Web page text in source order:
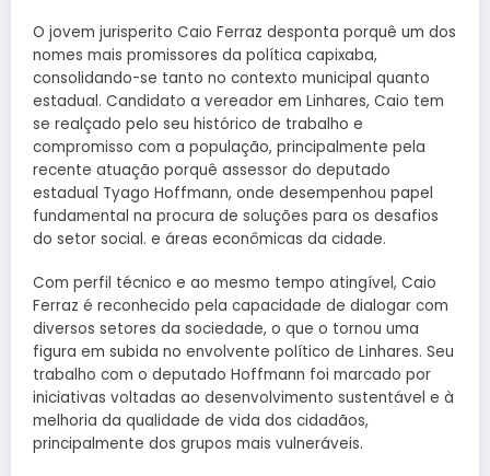
O jovem jurisperito Caio Ferraz desponta porquê um dos
nomes mais promissores da política capixaba,
consolidando-se tanto no contexto municipal quanto
estadual. Candidato a vereador em Linhares, Caio tem
se realçado pelo seu histórico de trabalho e
compromisso com a população, principalmente pela
recente atuação porquê assessor do deputado
estadual Tyago Hoffmann, onde desempenhou papel
fundamental na procura de soluções para os desafios
do setor social. e áreas econômicas da cidade.
Com perfil técnico e ao mesmo tempo atingível, Caio
Ferraz é reconhecido pela capacidade de dialogar com
diversos setores da sociedade, o que o tornou uma
figura em subida no envolvente político de Linhares. Seu
trabalho com o deputado Hoffmann foi marcado por
iniciativas voltadas ao desenvolvimento sustentável e à
melhoria da qualidade de vida dos cidadãos,
principalmente dos grupos mais vulneráveis.